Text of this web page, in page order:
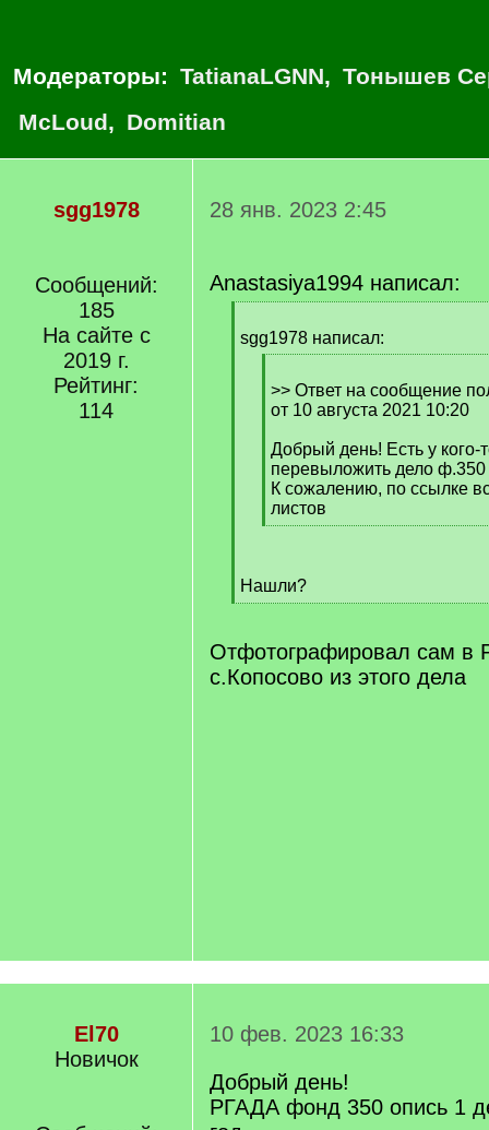
Модераторы: TatianaLGNN, Тонышев
McLoud, Domitian
sgg1978
Сообщений:
185
На сайте с
2019 г.
Рейтинг:
114
28 янв. 2023 2:45
Anastasiya1994 написал:
q
sgg1978 написал:
q
]
>> Ответ на сообщение
от 10 августа 2021 10:20
Добрый день! Есть у кого-
перевыложить дело ф.350
К сожалению, по ссылке
листов
[
]
Нашли?
[
q
]
Отфотографировал сам в
с.Копосово из этого дела
El70
Новичок
10 фев. 2023 16:33
Добрый день!
РГАДА фонд 350 опись 1